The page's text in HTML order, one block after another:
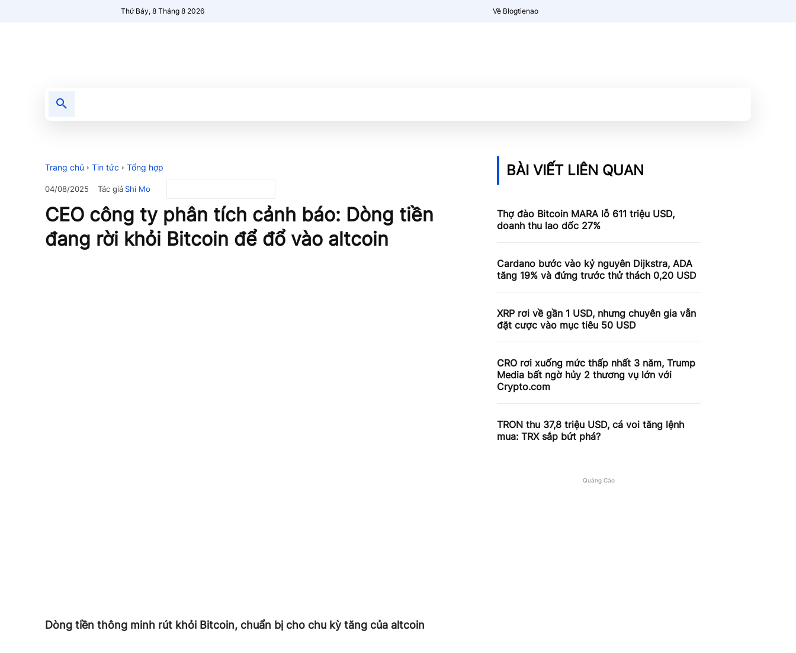
Thứ Bảy, 8 Tháng 8 2026 Về Blogtienao
Trang chủ Tin tức Tổng hợp
04/08/2025 Tác giảShi Mo
CEO công ty phân tích cảnh báo: Dòng tiền
đang rời khỏi Bitcoin để đổ vào altcoin
Dòng tiền thông minh rút khỏi Bitcoin, chuẩn bị cho chu kỳ tăng của altcoin
BÀI VIẾT LIÊN QUAN
Thợ đào Bitcoin MARA lỗ 611 triệu USD,
doanh thu lao dốc 27%
Cardano bước vào kỷ nguyên Dijkstra, ADA
tăng 19% và đứng trước thử thách 0,20 USD
XRP rơi về gần 1 USD, nhưng chuyên gia vẫn
đặt cược vào mục tiêu 50 USD
CRO rơi xuống mức thấp nhất 3 năm, Trump
Media bất ngờ hủy 2 thương vụ lớn với
Crypto.com
TRON thu 37,8 triệu USD, cá voi tăng lệnh
mua: TRX sắp bứt phá?
Quảng Cáo